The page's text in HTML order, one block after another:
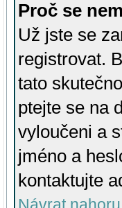
Proč se
Už jste se
registrovat.
tato
ptejte se na
vyloučeni a
jméno a
kontaktujte